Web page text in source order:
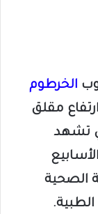
الخرطوم
مقلق
تشهد
الصحية